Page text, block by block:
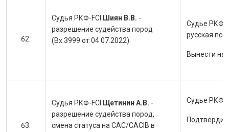
Судья РКФ-FCI Шиян В.В. -
разрешение судейства пород
(Вх.3999 от 04.07.2022).
Судье РКФ-
русская
Вынести на
Судья РКФ-FCI Щетинин А.В. -
разрешение судейства пород,
смена статуса на CAC/CACIB в
Судье РКФ-